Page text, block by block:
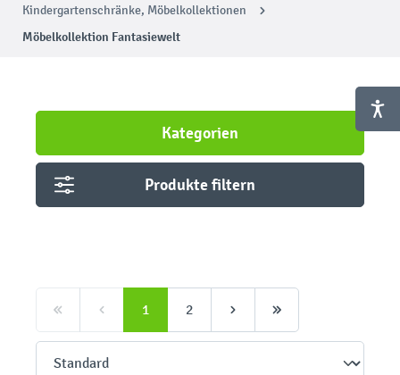
Kindergartenschränke, Möbelkollektionen
Möbelkollektion Fantasiewelt
Kategorien
Produkte filtern
1 2